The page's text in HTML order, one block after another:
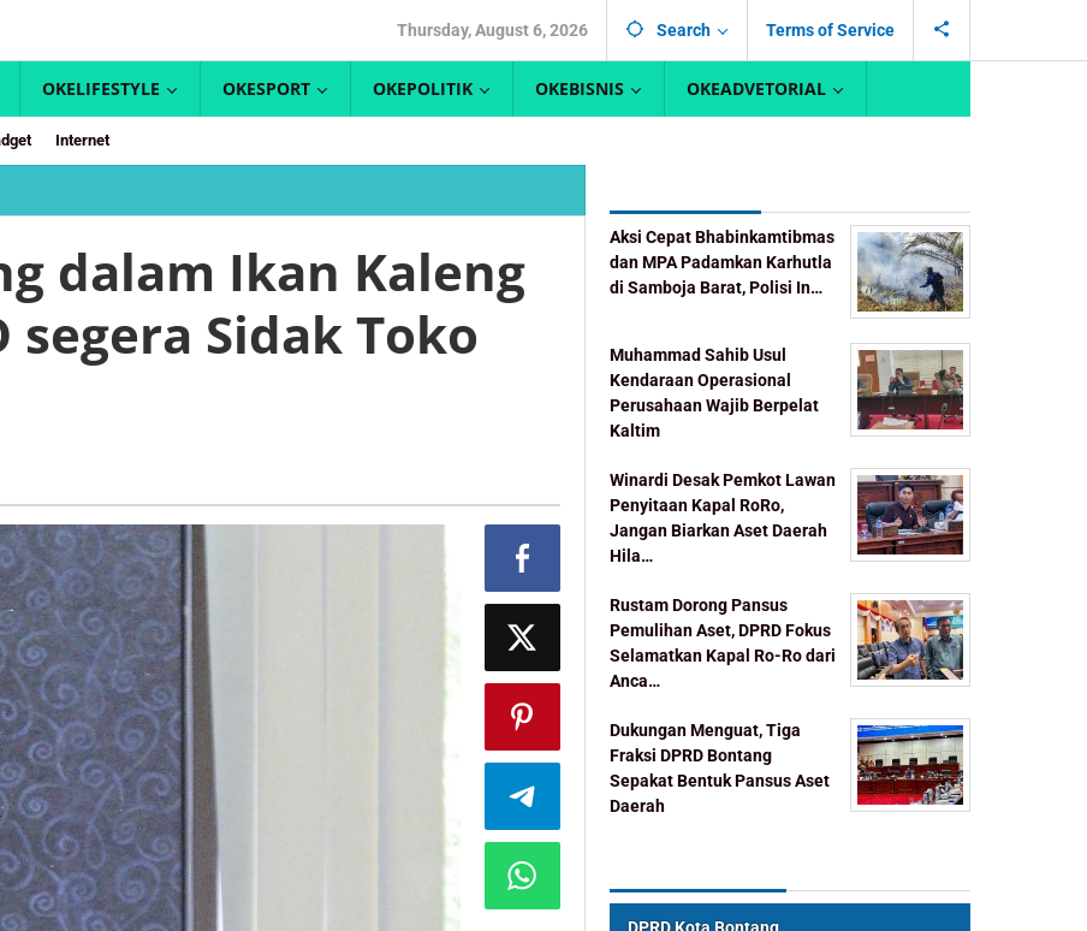
Thursday, August 6, 2026 Search Terms of Service
OKELIFESTYLE OKESPORT OKEPOLITIK OKEBISNIS OKEADVETORIAL
Internet
dalam Ikan Kaleng
segera Sidak Toko
Aksi Cepat Bhabinkamtibmas
dan MPA Padamkan Karhutla
di Samboja Barat, Polisi In…
Muhammad Sahib Usul
Kendaraan Operasional
Perusahaan Wajib Berpelat
Kaltim
Winardi Desak Pemkot Lawan
Penyitaan Kapal RoRo,
Jangan Biarkan Aset Daerah
Hila…
Rustam Dorong Pansus
Pemulihan Aset, DPRD Fokus
Selamatkan Kapal Ro-Ro dari
Anca…
Dukungan Menguat, Tiga
Fraksi DPRD Bontang
Sepakat Bentuk Pansus Aset
Daerah